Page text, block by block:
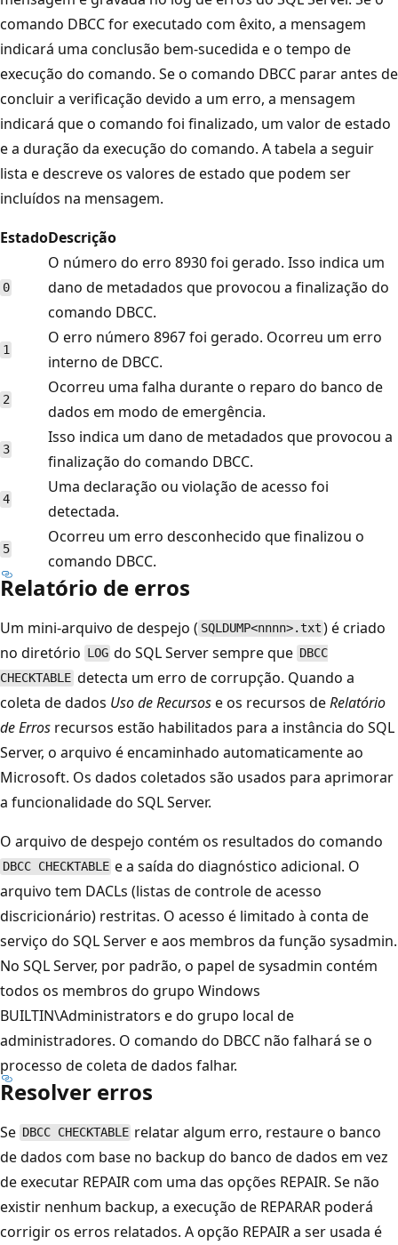
comando DBCC for executado com êxito, a mensagem
indicará uma conclusão bem-sucedida e o tempo de
execução do comando. Se o comando DBCC parar antes de
concluir a verificação devido a um erro, a mensagem
indicará que o comando foi finalizado, um valor de estado
e a duração da execução do comando. A tabela a seguir
lista e descreve os valores de estado que podem ser
incluídos na mensagem.
EstadoDescrição
0
O número do erro 8930 foi gerado. Isso indica um
dano de metadados que provocou a finalização do
comando DBCC.
1
O erro número 8967 foi gerado. Ocorreu um erro
interno de DBCC.
2
Ocorreu uma falha durante o reparo do banco de
dados em modo de emergência.
3
Isso indica um dano de metadados que provocou a
finalização do comando DBCC.
4
Uma declaração ou violação de acesso foi
detectada.
5
Ocorreu um erro desconhecido que finalizou o
comando DBCC.
Relatório de erros
Um mini-arquivo de despejo ( SQLDUMP<nnnn>.txt ) é criado
no diretório LOG do SQL Server sempre que DBCC
CHECKTABLE detecta um erro de corrupção. Quando a
coleta de dados Uso de Recursose os recursos deRelatório
de Erros recursos estão habilitados para a instância do SQL
Server, o arquivo é encaminhado automaticamente ao
Microsoft. Os dados coletados são usados para aprimorar
a funcionalidade do SQL Server.
O arquivo de despejo contém os resultados do comando
DBCC CHECKTABLE e a saída do diagnóstico adicional. O
arquivo tem DACLs (listas de controle de acesso
discricionário) restritas. O acesso é limitado à conta de
serviço do SQL Server e aos membros da função sysadmin.
No SQL Server, por padrão, o papel de sysadmin contém
todos os membros do grupo Windows
BUILTIN\Administrators e do grupo local de
administradores. O comando do DBCC não falhará se o
processo de coleta de dados falhar.
Resolver erros
Se DBCC CHECKTABLE relatar algum erro, restaure o banco
de dados com base no backup do banco de dados em vez
de executar REPAIR com uma das opções REPAIR. Se não
existir nenhum backup, a execução de REPARAR poderá
corrigir os erros relatados. A opção REPAIR a ser usada é